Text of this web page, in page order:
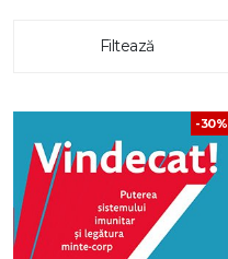
Filtează
-30%